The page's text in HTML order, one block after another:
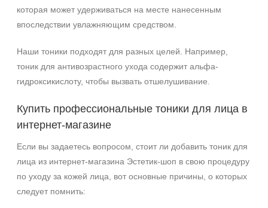
которая может удерживаться на месте нанесенным
впоследствии увлажняющим средством.
Наши тоники подходят для разных целей. Например,
тоник для антивозрастного ухода содержит альфа-
гидроксикислоту, чтобы вызвать отшелушивание.
Купить профессиональные тоники для лица в
интернет-магазине
Если вы задаетесь вопросом, стоит ли добавить тоник для
лица из интернет-магазина Эстетик-шоп в свою процедуру
по уходу за кожей лица, вот основные причины, о которых
следует помнить: